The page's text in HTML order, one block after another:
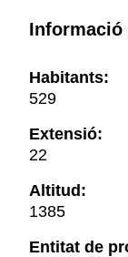
Informació
Habitants:
529
Extensió:
22
Altitud:
1385
Entitat de